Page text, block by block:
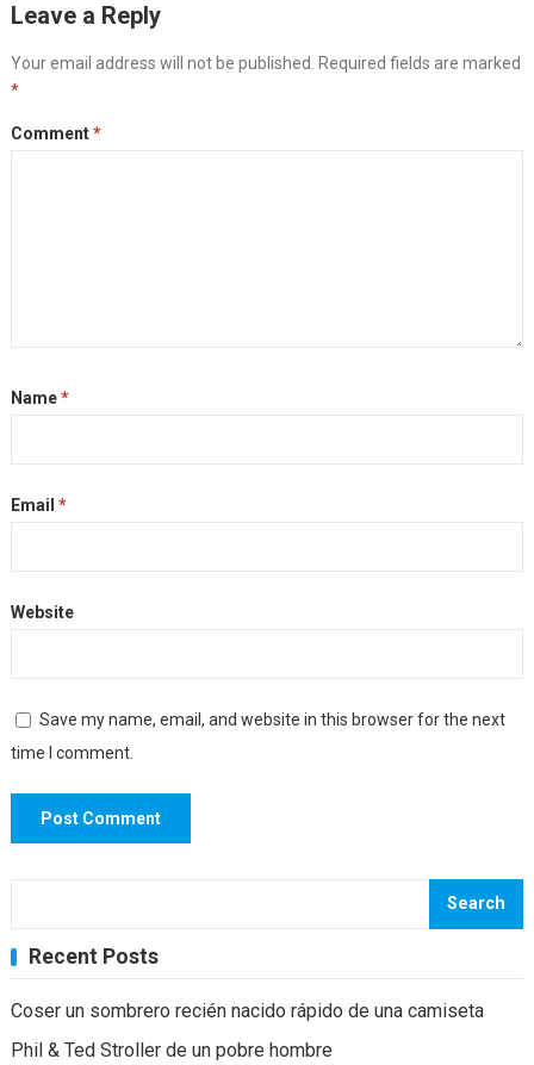
Leave a Reply
Your email address will not be published.
Required fields are marked
*
Comment*
Name*
Email *
Website
Save my name, email, and website in this browser for the next
time I comment.
Search
Recent Posts
Coser un sombrero recién nacido rápido de una camiseta
Phil & Ted Stroller de un pobre hombre